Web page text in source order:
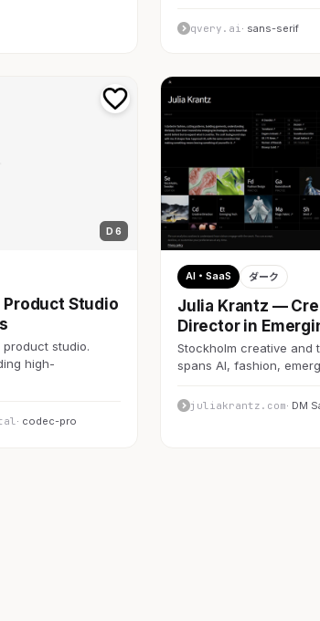
qvery.ai · sans-serif
D 6
Studio
studio.
high-
· codec-pro
AI・SaaS ダーク
Julia Krantz —
Director in
Stockholm creative and
spans AI, fashion,
juliakrantz.com· DM